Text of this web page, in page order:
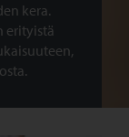
kera.
erityistä